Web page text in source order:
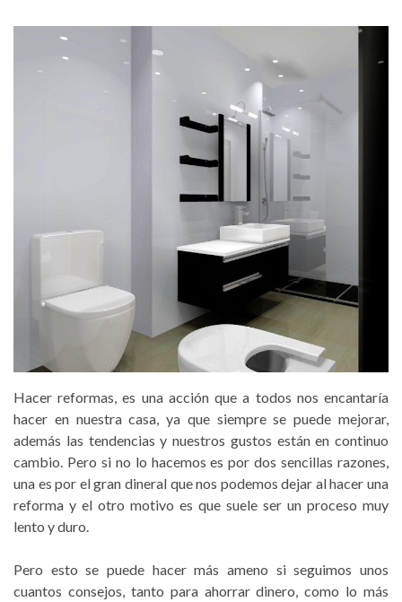
Hacer reformas, es una acción que a todos nos encantaría
hacer en nuestra casa, ya que siempre se puede mejorar,
además las tendencias y nuestros gustos están en continuo
cambio. Pero si no lo hacemos es por dos sencillas razones,
una es por el gran dineral que nos podemos dejar al hacer una
reforma y el otro motivo es que suele ser un proceso muy
lento y duro.
Pero esto se puede hacer más ameno si seguimos unos
cuantos consejos, tanto para ahorrar dinero, como lo más